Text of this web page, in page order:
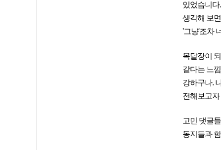
있었습니
생각해 보
'그냥'조차
목달장이
같다는 느
강하구나.
전해보고
고민 댓글
동지들과